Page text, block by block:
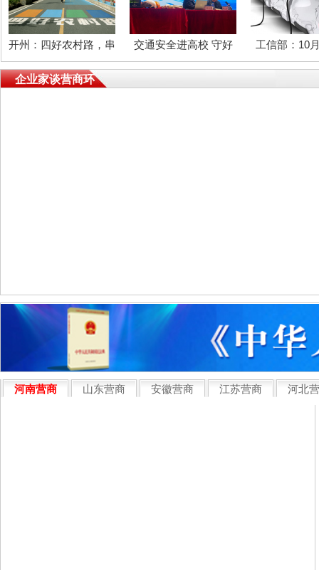
开州：四好农村路，串
起乡村振兴最美实景图
交通安全进高校 守好
青春安全关
工信部：10
新能源客车安
查
企业家谈营商环
河南营商 山东营商 安徽营商 江苏营商 河北